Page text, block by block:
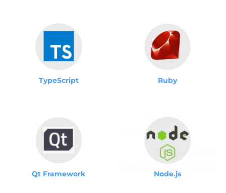
TypeScript Ruby
Qt Framework Node.js